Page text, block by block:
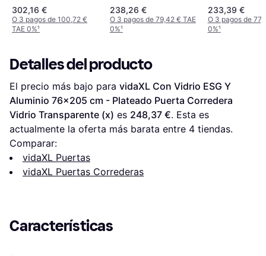
Corredera Vidrio
Transparente (x)
302,16 €
O 3 pagos de 100,72 €
TAE 0%¹
238,26 €
O 3 pagos de 79,42 € TAE
0%¹
Transparente
(76x205cm)
233,39 €
O 3 pagos de
0%¹
Detalles del producto
El precio más bajo para vidaXL Con Vidrio ESG Y
Aluminio 76x205 cm - Plateado Puerta Corredera
Vidrio Transparente (x) es 248,37 €. Esta es
actualmente la oferta más barata entre 4 tiendas.
Comparar:
vidaXL Puertas
vidaXL Puertas Correderas
Características